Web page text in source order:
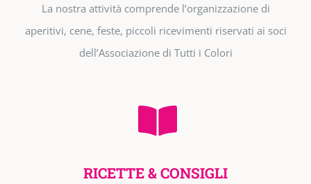
La nostra attività comprende l’organizzazione di
aperitivi, cene, feste, piccoli ricevimenti riservati ai soci
dell’Associazione di Tutti i Colori
RICETTE & CONSIGLI